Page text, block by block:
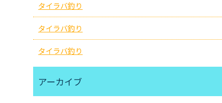
タイラバ釣り
タイラバ釣り
タイラバ釣り
アーカイブ